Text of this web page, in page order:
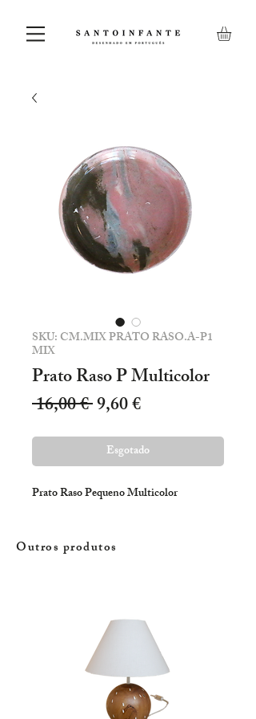
SKU: CM.MIX PRATO RASO.A-P1
MIX
Prato Raso P Multicolor
16,00 € Preço
9,60 €Preço
Esgotado
Prato Raso Pequeno Multicolor
Outros produtos